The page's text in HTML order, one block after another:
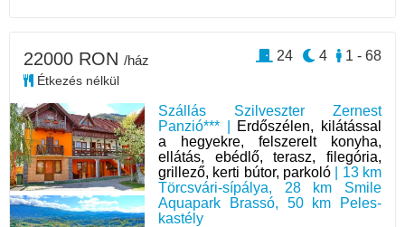
Szállás Szilveszter Zernest
Panzió*** | Erdőszélen, kilátással
a hegyekre, felszerelt konyha,
ellátás, ebédlő, terasz, filegória,
grillező, kerti bútor, parkoló | 13 km
Törcsvári-sípálya, 28 km Smile
Aquapark Brassó, 50 km Peles-
kastély
22000 RON /ház
Étkezés nélkül
1 - 68
4
24